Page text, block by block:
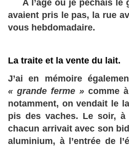
A l’âge où je pêchais le
avaient pris le pas, la rue
vous hebdomadaire.
La traite et la vente du lait.
J’ai en mémoire
« grande ferme » comme
notamment, on vendait le
pis des vaches. Le soir, à
chacun arrivait avec son
aluminium, à l’entrée de